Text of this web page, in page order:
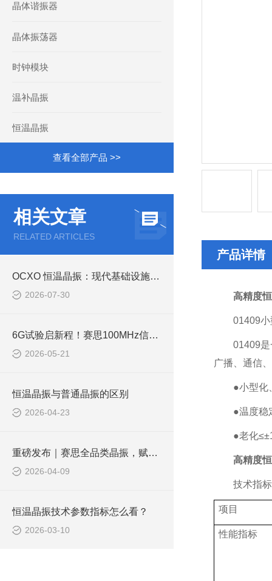
晶体谐振器
晶体振荡器
时钟模块
温补晶振
恒温晶振
查看全部产品 >>
相关文章
RELATED ARTICLES
OCXO 恒温晶振：现代基础设施高稳定时间同步的核心基石
2026-07-30
6G试验启新程！赛思100MHz信号相位噪声突破-170.03dBc@1KHz
2026-05-21
恒温晶振与普通晶振的区别
2026-04-23
重磅发布｜赛思全品类晶振，赋能AI算力精准前行！
2026-04-09
恒温晶振技术参数指标怎么看？
2026-03-10
产品详情
高精度
01409小
01409
广播、通信
●小型化
●温度稳
●老化≤±
高精度
技术指标
项目
性能指标